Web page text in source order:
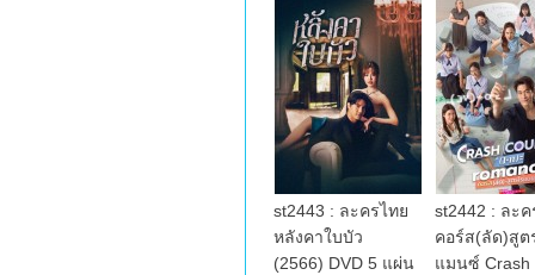
st2443 : ละครไทย
หลังคาใบบัว
(2566) DVD 5 แผ่น
st2442 : ละค
คอร์ส(ลัด)สูต
แมนซ์ Crash